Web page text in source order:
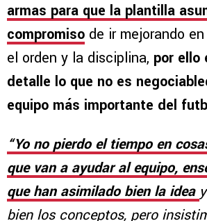
armas para que la plantilla
compromiso de ir mejorando
el orden y la disciplina, por ello
detalle lo que no es
equipo más importante del
“Yo no pierdo el tiempo en
que van a ayudar al equipo,
que han asimilado bien la idea
bien los conceptos, pero